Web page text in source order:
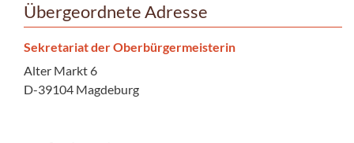
Übergeordnete Adresse
Sekretariat der Oberbürgermeisterin
Alter Markt 6
D-39104 Magdeburg